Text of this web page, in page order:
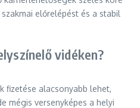
előrelépést és a stabil
vidéken?
fizetése alacsonyabb lehet,
mégis versenyképes a helyi